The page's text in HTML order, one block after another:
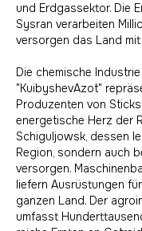
und Erdgassektor. Die
Sysran verarbeiten
versorgen das Land
Die chemische
"KuibyshevAzot"
Produzenten von
energetische Herz der
Schiguljowsk, dessen
Region, sondern auch
versorgen.
liefern Ausrüstungen
ganzen Land. Der
umfasst